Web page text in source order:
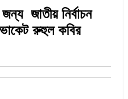
জাতীয় নির্বাচন
রুহুল কবির